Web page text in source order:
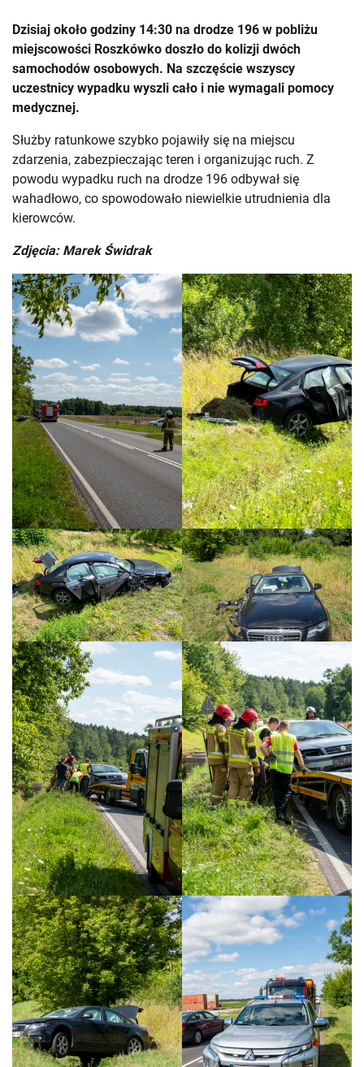
Dzisiaj około godziny 14:30 na drodze 196 w pobliżu
miejscowości Roszkówko doszło do kolizji dwóch
samochodów osobowych. Na szczęście wszyscy
uczestnicy wypadku wyszli cało i nie wymagali pomocy
medycznej.
Służby ratunkowe szybko pojawiły się na miejscu
zdarzenia, zabezpieczając teren i organizując ruch. Z
powodu wypadku ruch na drodze 196 odbywał się
wahadłowo, co spowodowało niewielkie utrudnienia dla
kierowców.
Zdjęcia: Marek Świdrak